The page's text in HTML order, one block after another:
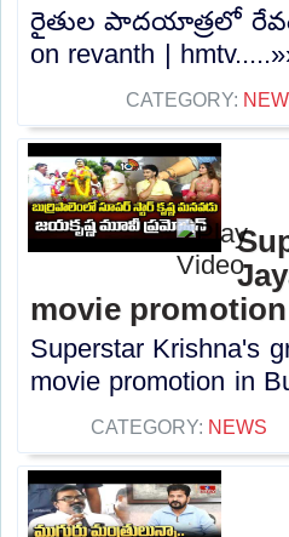
రైతుల పాదయాత్రలో
on revanth |
CATEGORY:
movie
Superstar Krishna's
movie promotion in
CATEGORY: NEWS